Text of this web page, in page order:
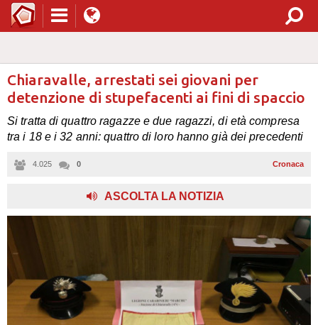
Chiaravalle, arrestati sei giovani per
detenzione di stupefacenti ai fini di spaccio
Si tratta di quattro ragazze e due ragazzi, di età compresa
tra i 18 e i 32 anni: quattro di loro hanno già dei precedenti
4.025 0 Cronaca
ASCOLTA LA NOTIZIA